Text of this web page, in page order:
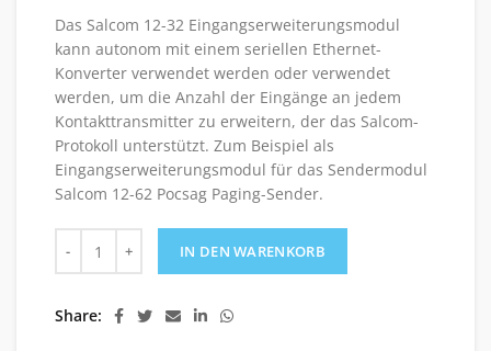
Das Salcom 12-32 Eingangserweiterungsmodul
kann autonom mit einem seriellen Ethernet-
Konverter verwendet werden oder verwendet
werden, um die Anzahl der Eingänge an jedem
Kontakttransmitter zu erweitern, der das Salcom-
Protokoll unterstützt. Zum Beispiel als
Eingangserweiterungsmodul für das Sendermodul
Salcom 12-62 Pocsag Paging-Sender.
IN DEN WARENKORB
Share